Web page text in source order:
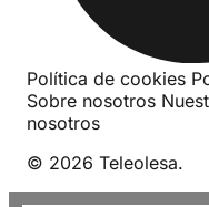
Política de cookies
Sobre nosotros
nosotros
© 2026 Teleolesa.